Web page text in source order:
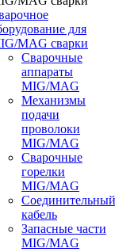
для
MAG сварки
Сварочные
аппараты
MIG/MAG
Механизмы
подачи
проволоки
MIG/MAG
Сварочные
горелки
MIG/MAG
Соединительный
кабель
Запасные части
MIG/MAG